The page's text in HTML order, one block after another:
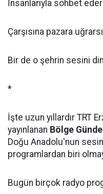
İnsanlarıyla sohbet
Çarşısına pazara
Bir de o şehrin sesini
*
İşte uzun yıllardır TRT
yayınlanan Bölge
Doğu Anadolu'nun
programlardan biri
Bugün birçok radyo